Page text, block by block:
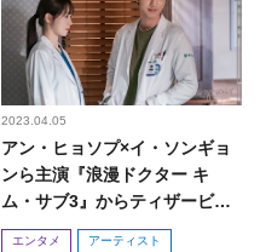
2023.04.05
アン・ヒョソプ×イ・ソンギョ
ンら主演『浪漫ドクター キ
ム・サブ3』からティザービジ
ュアル＆場面写真が到着！
エンタメ アーティスト